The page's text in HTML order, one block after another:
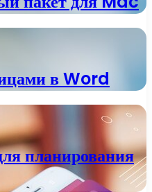
в Word
планирования